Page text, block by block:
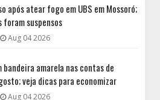
após atear fogo em UBS em Mossoró;
suspensos
Aug 04 2026
bandeira amarela nas contas de
veja dicas para economizar
Aug 04 2026